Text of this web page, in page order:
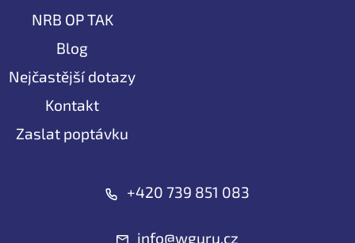
NRB OP TAK
Blog
Nejčastější dotazy
Kontakt
Zaslat poptávku
+420 739 851 083
info@wguru.cz